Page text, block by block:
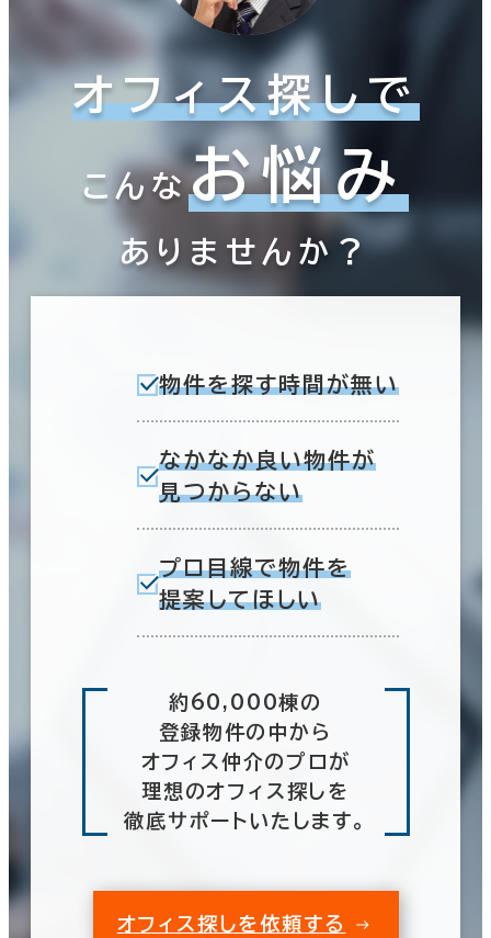
オフィス探しで
こんなお悩み
ありませんか？
物件を探す時間が無い
なかなか良い物件が
見つからない
プロ目線で物件を
提案してほしい
約60,000棟の
登録物件の中から
オフィス仲介のプロが
理想のオフィス探しを
徹底サポートいたします。
オフィス探しを依頼する